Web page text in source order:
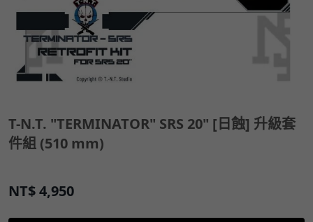
T-N.T. "TERMINATOR" SRS 20" [日蝕] 升級套
件組 (510 mm)
NT$4,950